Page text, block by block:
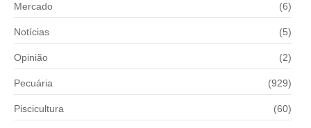
Mercado (6)
Notícias (5)
Opinião (2)
Pecuária (929)
Piscicultura (60)